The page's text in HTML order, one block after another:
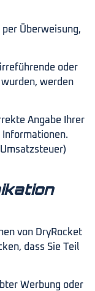
Überweisung,
oder
werden
Angabe Ihrer
Informationen.
von DryRocket
dass Sie Teil
Werbung oder